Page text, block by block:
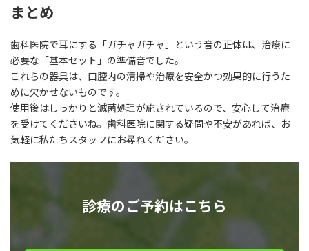
まとめ
歯科医院で耳にする「ガチャガチャ」という音の正体は、治療に
必要な「基本セット」の準備音でした。
これらの器具は、口腔内の清掃や治療を安全かつ効果的に行うた
めに欠かせないものです。
使用後はしっかりと滅菌処理が施されているので、安心して治療
を受けてくださいね。歯科医院に関する疑問や不安があれば、お
気軽に私たちスタッフにお尋ねください。
診療のご予約はこちら